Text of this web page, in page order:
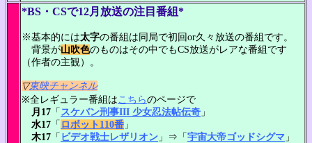
*BS・CSで12月放送の注目番組*
※基本的には太字の番組は同局で初回or久々放送の番組です。
背景が山吹色のものはその中でもCS放送がレアな番組です
（作者の主観）。
▽東映チャンネル
※全レギュラー番組は こちらのページで
月17 「 スケバン刑事III 少女忍法帖伝奇 」
水17 「 ロボット110番 」
木17 「 ビデオ戦士レザリオン 」⇒「宇宙大帝ゴッドシグマ 」